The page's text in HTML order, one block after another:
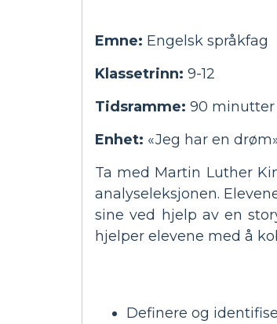
Emne: Engelsk språkfag
Klassetrinn: 9-12
Tidsramme: 90 minutter
Enhet: «Jeg har en
Ta med Martin Luther
analyseleksjonen.
sine ved hjelp av en
hjelper elevene med å
Definere og